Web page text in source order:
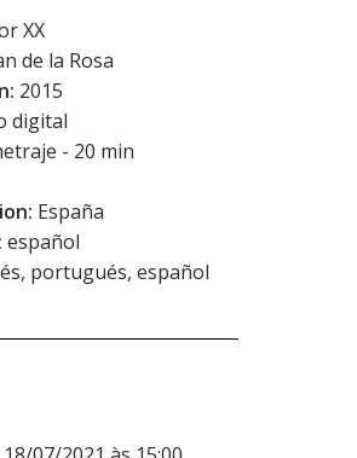
XX
de la Rosa
2015
digital
- 20 min
España
español
portugués, español